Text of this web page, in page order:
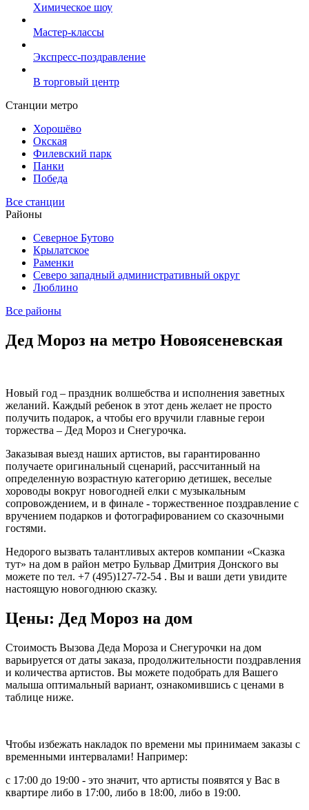
Химическое шоу
Мастер-классы
Экспресс-поздравление
В торговый центр
Станции метро
Хорошёво
Окская
Филевский парк
Панки
Победа
Все станции
Районы
Северное Бутово
Крылатское
Раменки
Северо западный административный округ
Люблино
Все районы
Дед Мороз на метро Новоясеневская
Новый год – праздник волшебства и исполнения заветных
желаний. Каждый ребенок в этот день желает не просто
получить подарок, а чтобы его вручили главные герои
торжества – Дед Мороз и Снегурочка.
Заказывая выезд наших артистов, вы гарантированно
получаете оригинальный сценарий, рассчитанный на
определенную возрастную категорию детишек, веселые
хороводы вокруг новогодней елки с музыкальным
сопровождением, и в финале - торжественное поздравление с
вручением подарков и фотографированием со сказочными
гостями.
Недорого вызвать талантливых актеров компании «Сказка
тут» на дом в район метро Бульвар Дмитрия Донского вы
можете по тел. +7 (495)127-72-54 . Вы и ваши дети увидите
настоящую новогоднюю сказку.
Цены: Дед Мороз на дом
Стоимость Вызова Деда Мороза и Снегурочки на дом
варьируется от даты заказа, продолжительности поздравления
и количества артистов. Вы можете подобрать для Вашего
малыша оптимальный вариант, ознакомившись с ценами в
таблице ниже.
Чтобы избежать накладок по времени мы принимаем заказы с
временными интервалами! Например:
с 17:00 до 19:00 - это значит, что артисты появятся у Вас в
квартире либо в 17:00, либо в 18:00, либо в 19:00.